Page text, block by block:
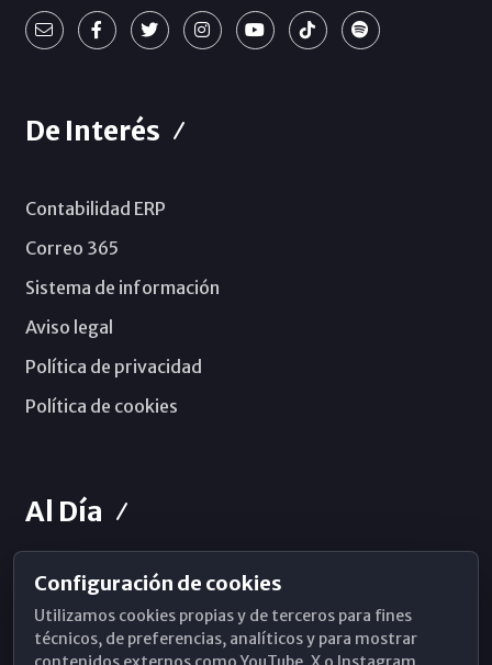
De Interés
Contabilidad ERP
Correo 365
Sistema de información
Aviso legal
Política de privacidad
Política de cookies
Al Día
Horarios de Misa
Hemeroteca
Configuración de cookies
Utilizamos cookies propias y de terceros para fines
técnicos, de preferencias, analíticos y para mostrar